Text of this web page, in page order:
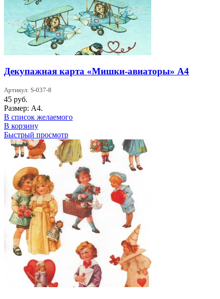
Декупажная карта «Мишки-авиаторы» А4
Артикул: S-037-8
45 руб.
Размер: А4.
В список желаемого
В корзину
Быстрый просмотр